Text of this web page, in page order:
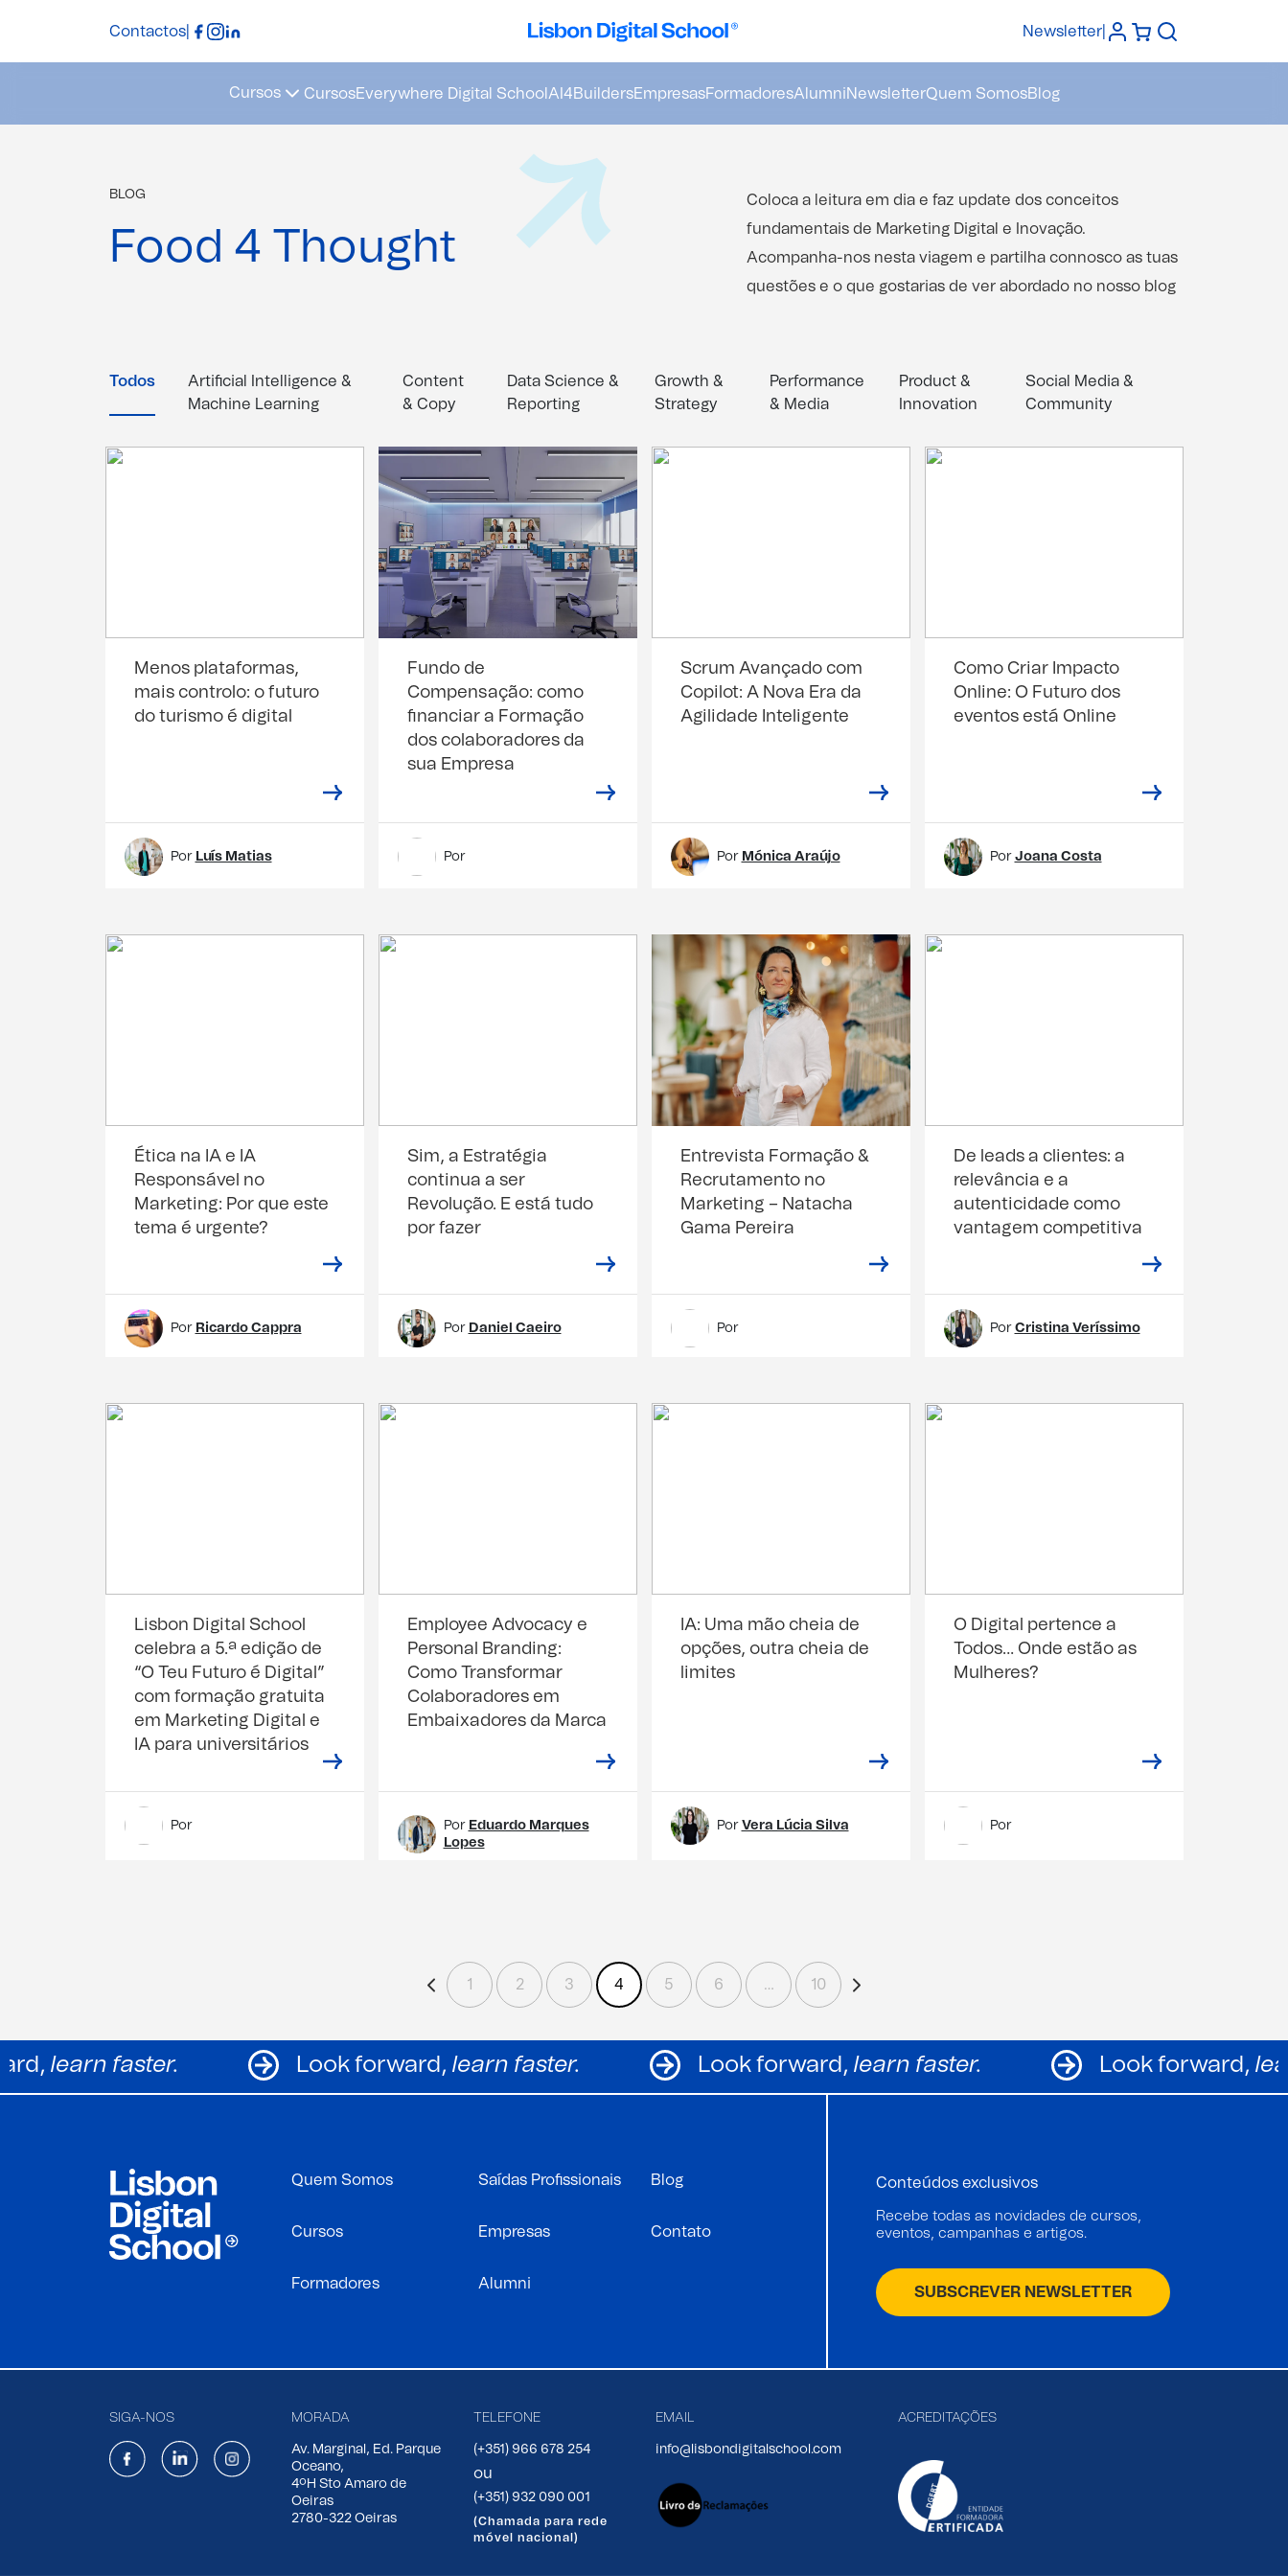
Contactos Newsletter
Cursos CursosEverywhere Digital School AI4BuildersEmpresasFormadoresAlumniNewsletterQuem SomosBlog
BLOG
Food 4 Thought
Coloca a leitura em dia e faz update dos conceitos
fundamentais de Marketing Digital e Inovação.
Acompanha-nos nesta viagem e partilha connosco as tuas
questões e o que gostarias de ver abordado no nosso blog
Todos
Artificial Intelligence &
Machine Learning
Content
& Copy
Data Science &
Reporting
Growth &
Strategy
Performance
& Media
Product &
Innovation
Social Media &
Community
Menos plataformas,
mais controlo: o futuro
do turismo é digital
Por Luís Matias
Fundo de
Compensação: como
financiar a Formação
dos colaboradores da
sua Empresa
Por
Scrum Avançado com
Copilot: A Nova Era da
Agilidade Inteligente
Por Mónica Araújo
Como Criar Impacto
Online: O Futuro dos
eventos está Online
Por Joana Costa
Ética na IA e IA
Responsável no
Marketing: Por que este
tema é urgente?
Por Ricardo Cappra
Sim, a Estratégia
continua a ser
Revolução. E está tudo
por fazer
Por Daniel Caeiro
Entrevista Formação &
Recrutamento no
Marketing – Natacha
Gama Pereira
Por
De leads a clientes: a
relevância e a
autenticidade como
vantagem competitiva
Por Cristina Veríssimo
Lisbon Digital School
celebra a 5.ª edição de
“O Teu Futuro é Digital”
com formação gratuita
em Marketing Digital e
IA para universitários
Por
Employee Advocacy e
Personal Branding:
Como Transformar
Colaboradores em
Embaixadores da Marca
Por Eduardo Marques
Lopes
IA: Uma mão cheia de
opções, outra cheia de
limites
Por Vera Lúcia Silva
O Digital pertence a
Todos… Onde estão as
Mulheres?
Por
1 2 3 4 5 6 … 10
forward,learn faster. Look forward,learn faster. Look forward,learn faster. Look
Quem Somos Saídas Profissionais Blog
Cursos Empresas Contato
Formadores Alumni
Conteúdos exclusivos
Recebe todas as novidades de cursos,
eventos, campanhas e artigos.
SUBSCREVER NEWSLETTER
SIGA-NOS MORADA
Av. Marginal, Ed. Parque
Oceano,
4ºH Sto Amaro de
Oeiras
2780-322 Oeiras
TELEFONE
(+351) 966 678 254
ou
(+351) 932 090 001
(Chamada para rede
móvel nacional)
EMAIL
info@lisbondigitalschool.com
ACREDITAÇÕES